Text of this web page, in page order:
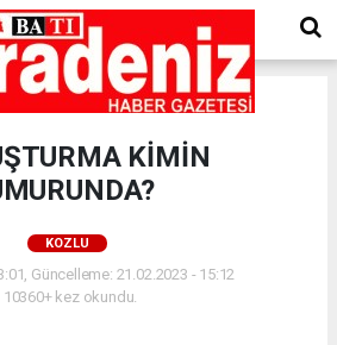
KİMİN
KOZLU
Güncelleme: 21.02.2023 - 15:12
10360+ kez okundu.